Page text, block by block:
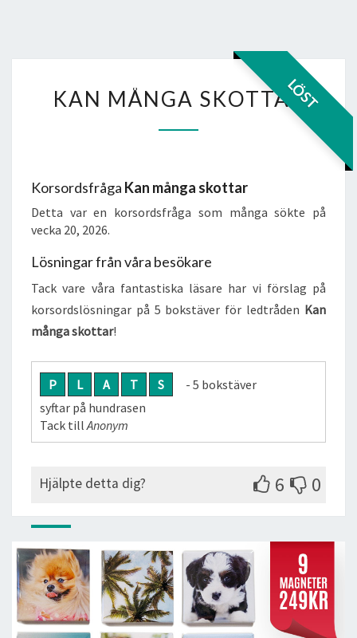
LÖST
MÅNGA
KAN MÅNGA SKOTTAR
Korsordsfråga Kan många skottar
Detta var en korsordsfråga som många sökte på
vecka 20, 2026.
Lösningar från våra besökare
Tack vare våra fantastiska läsare har vi förslag på
korsordslösningar på 5 bokstäver för ledtråden Kan
många skottar!
P L A T S
- 5 bokstäver
syftar på hundrasen
Tack tillAnonym
Hjälpte detta dig? 6 0